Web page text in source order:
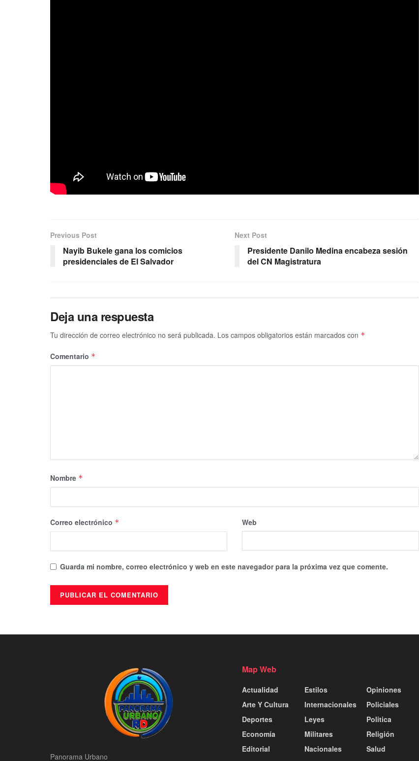
Previous Post
Nayib Bukele gana los comicios
presidenciales de El Salvador
Next Post
Presidente Danilo Medina encabeza sesión
del CN Magistratura
Deja una respuesta
Tu dirección de correo electrónico no será publicada. Los campos obligatorios están marcados con *
Comentario *
Nombre *
Correo electrónico * Web
Guarda mi nombre, correo electrónico y web en este navegador para la próxima vez que comente.
Panorama Urbano
Map Web
Actualidad
Arte Y Cultura
Deportes
Economía
Editorial
Estilos
Internacionales
Leyes
Militares
Nacionales
Opiniones
Policiales
Politica
Religión
Salud